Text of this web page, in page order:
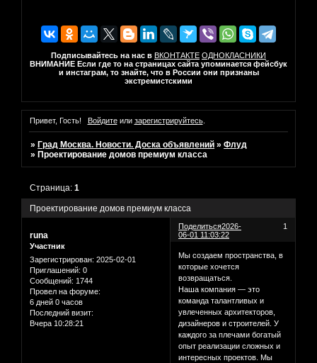
Подписывайтесь на нас в ВКОНТАКТЕ ОДНОКЛАСНИКИ
ВНИМАНИЕ Если где то на страницах сайта упоминается фейсбук
и инстаграм, то знайте, что в России они признаны
экстремистскими
Привет, Гость! Войдитеили зарегистрируйтесь.
» Град Москва. Новости. Доска объявлений »Флуд
» Проектирование домов премиум класса
Проектирование домов премиум класса
Страница:1
Поделиться 1
2026-
06-01 11:03:22
runa
Участник
Зарегистрирован: 2025-02-01
Приглашений: 0
Сообщений: 1744
Провел на форуме:
6 дней 0 часов
Последний визит:
Вчера 10:28:21
Мы создаем пространства, в
которые хочется
возвращаться.
Наша компания — это
команда талантливых и
увлеченных архитекторов,
дизайнеров и строителей. У
каждого за плечами богатый
опыт реализации сложных и
интересных проектов. Мы